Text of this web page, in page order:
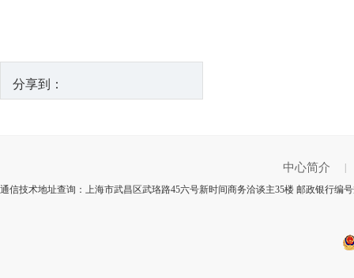
分享到：
中心简介
通信技术地址查询：上海市武昌区武珞路45六号新时间商务洽谈主35楼 邮政银行编